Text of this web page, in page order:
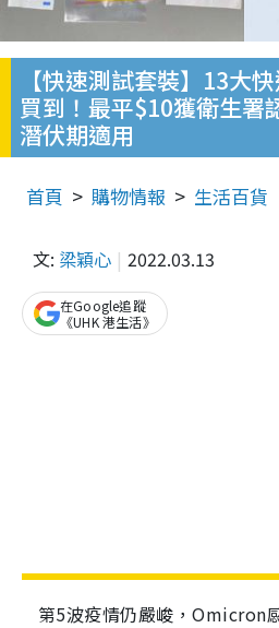
【快速測試套裝】13大
買到！最平$10獲衛生署
潛伏期適用
首頁 購物情報 生活百貨
文: 梁穎心 2022.03.13
在Google追蹤
《UHK 港生活》
第5波疫情仍嚴峻，Omicron